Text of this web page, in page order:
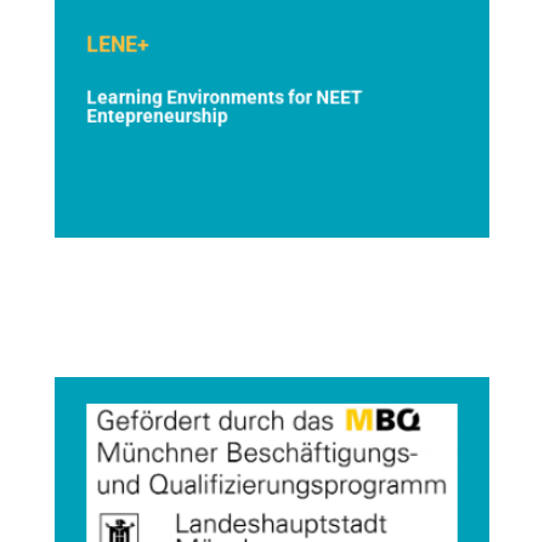
LENE+
Learning Environments for NEET
Entepreneurship
finden sie hier.